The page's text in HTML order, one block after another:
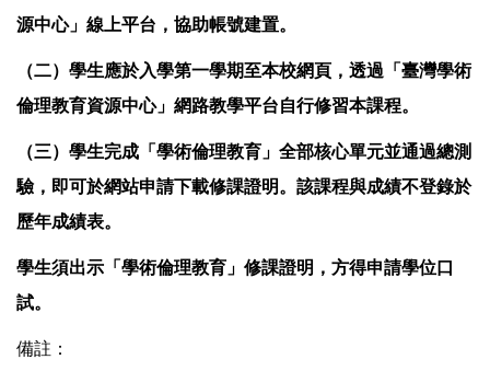
源中心」線上平台，協助帳號建置。
（二）學生應於入學第一學期至本校網頁，透過「臺灣學術
倫理教育資源中心」網路教學平台自行修習本課程。
（三）學生完成「學術倫理教育」全部核心單元並通過總測
驗，即可於網站申請下載修課證明。該課程與成績不登錄於
歷年成績表。
學生須出示「學術倫理教育」修課證明，方得申請學位口
試。
備註：